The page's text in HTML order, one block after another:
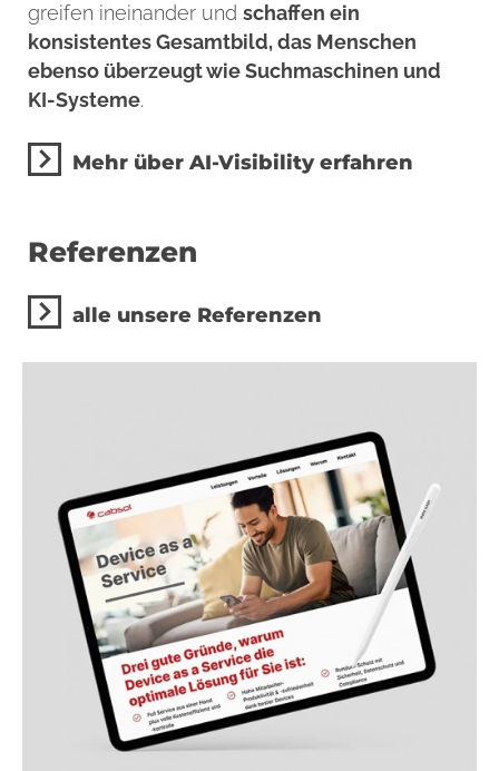
greifen ineinander und schaffen ein
konsistentes Gesamtbild, das Menschen
ebenso überzeugt wie Suchmaschinen und
KI-Systeme.
Mehr über AI-Visibility erfahren
Referenzen
alle unsere Referenzen